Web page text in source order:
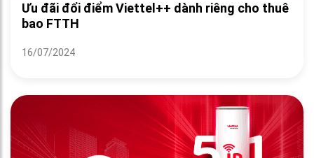
Ưu đãi đổi điểm Viettel++ dành riêng cho thuê
bao FTTH
16/07/2024